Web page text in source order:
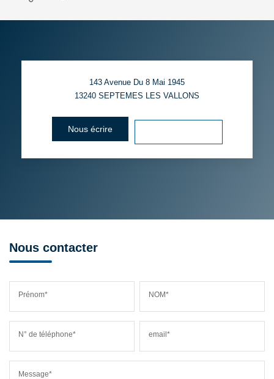
143 Avenue Du 8 Mai 1945
13240 SEPTEMES LES VALLONS
Nous écrire
Nous contacter
Prénom* NOM*
N° de téléphone* email*
Message*